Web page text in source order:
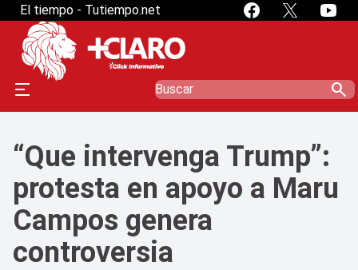
El tiempo - Tutiempo.net
search
“Que intervenga Trump”:
protesta en apoyo a Maru
Campos genera
controversia